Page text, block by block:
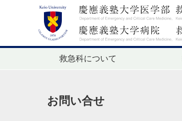
救急科について
お問い合せ